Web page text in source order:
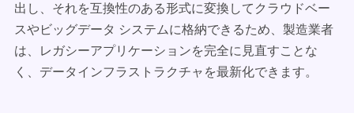
出し、それを互換性のある形式に変換してクラウドベー
スやビッグデータ システムに格納できるため、製造業者
は、レガシーアプリケーションを完全に見直すことな
く、データインフラストラクチャを最新化できます。